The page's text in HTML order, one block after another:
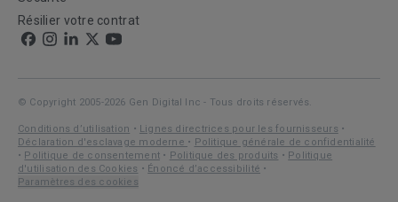
Résilier votre contrat
© Copyright 2005-2026 Gen Digital Inc - Tous droits réservés.
Conditions d’utilisation • Lignes directrices pour les fournisseurs •
Déclaration d'esclavage moderne • Politique générale de confidentialité
• Politique de consentement• Politique des produits • Politique
d'utilisation des Cookies • Énoncé d’accessibilité •
Paramètres des cookies